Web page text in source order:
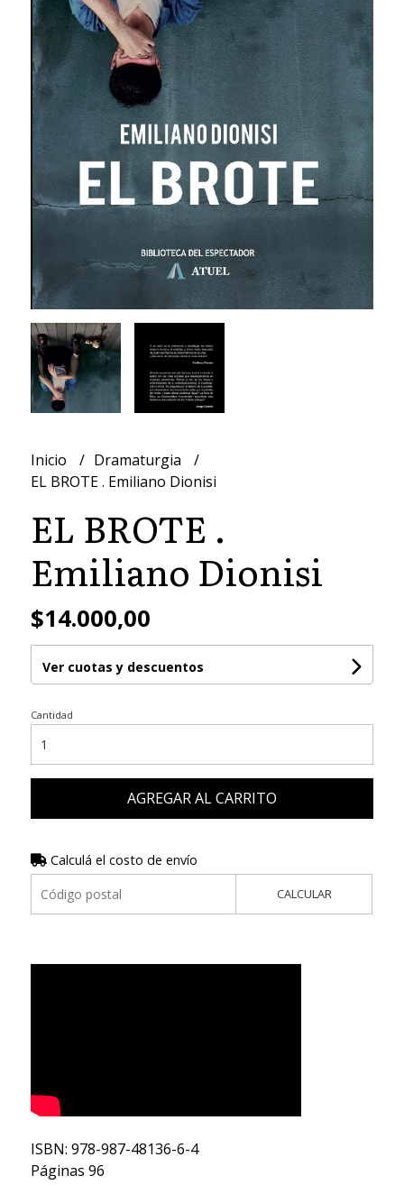
Inicio
Dramaturgia
EL BROTE . Emiliano Dionisi
EL BROTE .
Emiliano Dionisi
$14.000,00
Ver cuotas y descuentos
Cantidad
AGREGAR AL CARRITO
Calculá el costo de envío
CALCULAR
ISBN: 978-987-48136-6-4
Páginas 96